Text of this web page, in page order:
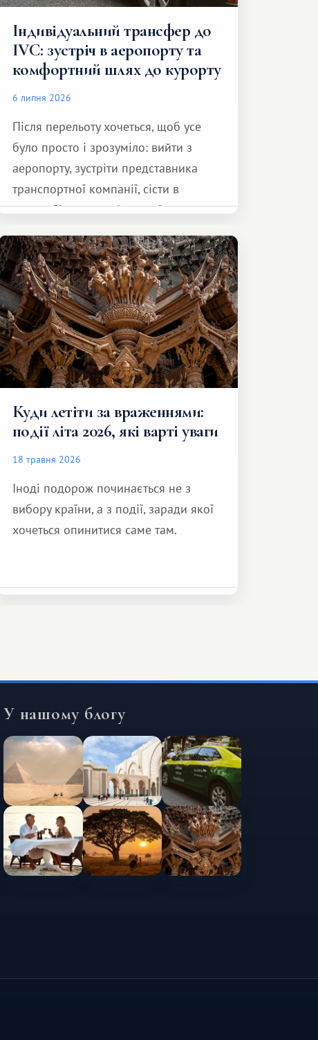
Індивідуальний трансфер до
IVC: зустріч в аеропорту та
комфортний шлях до курорту
6 липня 2026
Після перельоту хочеться, щоб усе
було просто і зрозуміло: вийти з
аеропорту, зустріти представника
транспортної компанії, сісти в
автомобіль та спокійно доїхати до
Куди летіти за враженнями:
події літа 2026, які варті уваги
18 травня 2026
Іноді подорож починається не з
вибору країни, а з події, заради якої
хочеться опинитися саме там.
У нашому блогу